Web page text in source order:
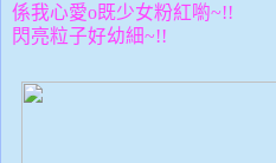
係我心愛o既少女粉紅喲~!!
閃亮粒子好幼細~!!